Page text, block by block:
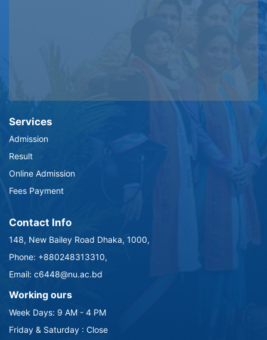
Services
Admission
Result
Online Admission
Fees Payment
Contact Info
148, New Bailey Road Dhaka, 1000,
Phone: +880248313310,
Email: c6448@nu.ac.bd
Working ours
Week Days: 9 AM - 4 PM
Friday & Saturday : Close